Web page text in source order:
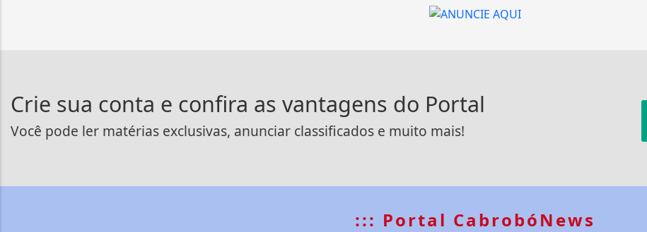
Crie sua conta e confira as vantagens do Portal
Você pode ler matérias exclusivas, anunciar classificados e muito mais!
::: Portal CabrobóNews